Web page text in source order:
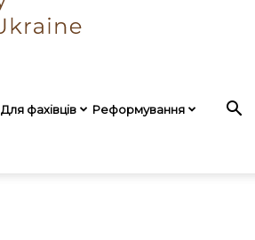
Для фахівців Реформування